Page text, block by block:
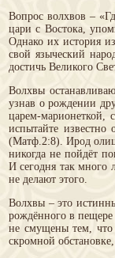
Вопрос волхвов –
цари с Востока,
Однако их история
свой языческий
достичь Великого
Волхвы
узнав о рождении
царем-
испытайте
(Матф.2:8). Ирод
никогда не пойдёт
И сегодня так много
не делают этого.
Волхвы – это
рождённого в
не смущены тем, что
скромной